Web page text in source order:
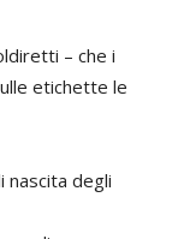
– che i
etichette le
nascita degli